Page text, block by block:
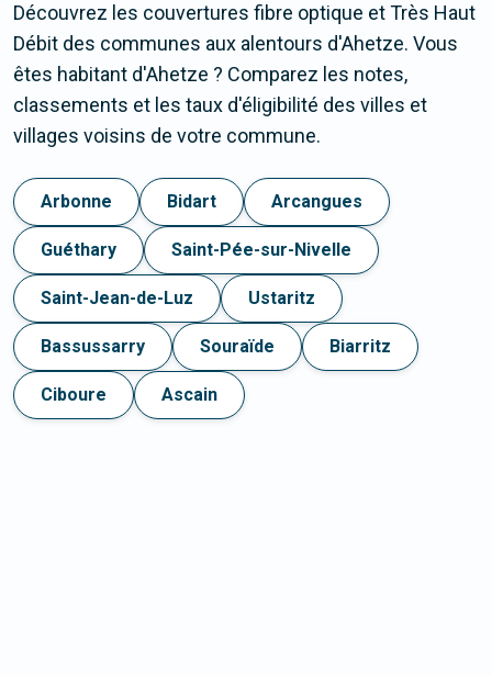
Découvrez les couvertures fibre optique et Très Haut
Débit des communes aux alentours d'Ahetze. Vous
êtes habitant d'Ahetze ? Comparez les notes,
classements et les taux d'éligibilité des villes et
villages voisins de votre commune.
Arbonne Bidart Arcangues
Guéthary Saint-Pée-sur-Nivelle
Saint-Jean-de-Luz Ustaritz
Bassussarry Souraïde Biarritz
Ciboure Ascain